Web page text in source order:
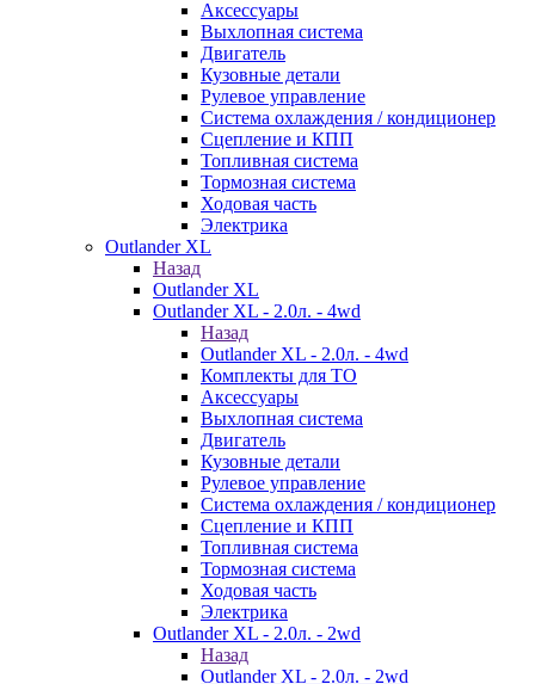
Аксессуары
Выхлопная система
Двигатель
Кузовные детали
Рулевое управление
Система охлаждения / кондиционер
Сцепление и КПП
Топливная система
Тормозная система
Ходовая часть
Электрика
Outlander XL
Назад
Outlander XL
Outlander XL - 2.0л. - 4wd
Назад
Outlander XL - 2.0л. - 4wd
Комплекты для ТО
Аксессуары
Выхлопная система
Двигатель
Кузовные детали
Рулевое управление
Система охлаждения / кондиционер
Сцепление и КПП
Топливная система
Тормозная система
Ходовая часть
Электрика
Outlander XL - 2.0л. - 2wd
Назад
Outlander XL - 2.0л. - 2wd